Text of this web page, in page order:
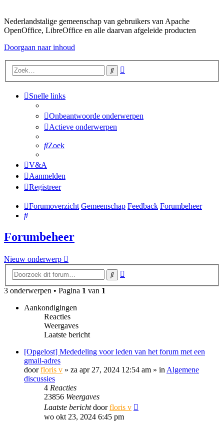
Nederlandstalige gemeenschap van gebruikers van Apache
OpenOffice, LibreOffice en alle daarvan afgeleide producten
Doorgaan naar inhoud
Zoek
Snelle links
Onbeantwoorde onderwerpen
Actieve onderwerpen
Zoek
V&A
Aanmelden
Registreer
Forumoverzicht Gemeenschap Feedback Forumbeheer
Zoek
Forumbeheer
Nieuw onderwerp
Zoek
3 onderwerpen • Pagina 1 van 1
Aankondigingen
Reacties
Weergaves
Laatste bericht
[Opgelost] Mededeling voor leden van het forum met een
gmail-adres
doorfloris v » za apr 27, 2024 12:54 am » in Algemene
discussies
4 Reacties
23856 Weergaves
Laatste berichtdoorfloris v
wo okt 23, 2024 6:45 pm